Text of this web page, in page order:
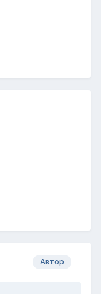
Автор